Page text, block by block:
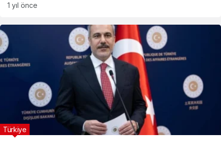
1 yıl önce
Türkiye